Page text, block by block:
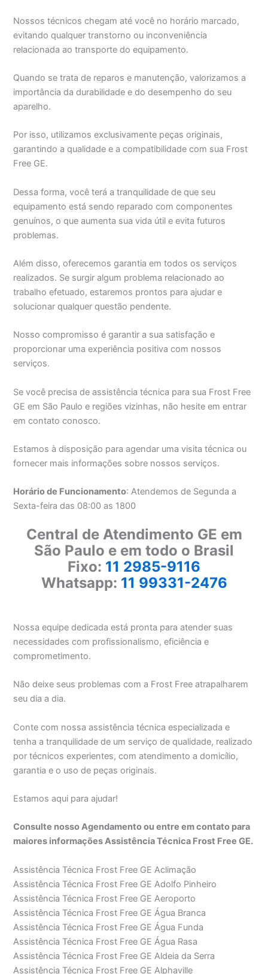
Nossos técnicos chegam até você no horário marcado,
evitando qualquer transtorno ou inconveniência
relacionada ao transporte do equipamento.
Quando se trata de reparos e manutenção, valorizamos a
importância da durabilidade e do desempenho do seu
aparelho.
Por isso, utilizamos exclusivamente peças originais,
garantindo a qualidade e a compatibilidade com sua Frost
Free GE.
Dessa forma, você terá a tranquilidade de que seu
equipamento está sendo reparado com componentes
genuínos, o que aumenta sua vida útil e evita futuros
problemas.
Além disso, oferecemos garantia em todos os serviços
realizados. Se surgir algum problema relacionado ao
trabalho efetuado, estaremos prontos para ajudar e
solucionar qualquer questão pendente.
Nosso compromisso é garantir a sua satisfação e
proporcionar uma experiência positiva com nossos
serviços.
Se você precisa de assistência técnica para sua Frost Free
GE em São Paulo e regiões vizinhas, não hesite em entrar
em contato conosco.
Estamos à disposição para agendar uma visita técnica ou
fornecer mais informações sobre nossos serviços.
Horário de Funcionamento: Atendemos de Segunda a
Sexta-feira das 08:00 as 1800
Central de Atendimento GE em
São Paulo e em todo o Brasil
Fixo: 11 2985-9116
Whatsapp: 11 99331-2476
Nossa equipe dedicada está pronta para atender suas
necessidades com profissionalismo, eficiência e
comprometimento.
Não deixe seus problemas com a Frost Free atrapalharem
seu dia a dia.
Conte com nossa assistência técnica especializada e
tenha a tranquilidade de um serviço de qualidade, realizado
por técnicos experientes, com atendimento a domicílio,
garantia e o uso de peças originais.
Estamos aqui para ajudar!
Consulte nosso Agendamento ou entre em contato para
maiores informações Assistência Técnica Frost Free GE.
Assistência Técnica Frost Free GE Aclimação
Assistência Técnica Frost Free GE Adolfo Pinheiro
Assistência Técnica Frost Free GE Aeroporto
Assistência Técnica Frost Free GE Água Branca
Assistência Técnica Frost Free GE Água Funda
Assistência Técnica Frost Free GE Água Rasa
Assistência Técnica Frost Free GE Aldeia da Serra
Assistência Técnica Frost Free GE Alphaville